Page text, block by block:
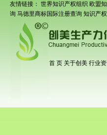
友情链接： 世界知识产权组织 欧盟
询 马德里商标国际注册查询 知识产
首 页 关于创美 行业